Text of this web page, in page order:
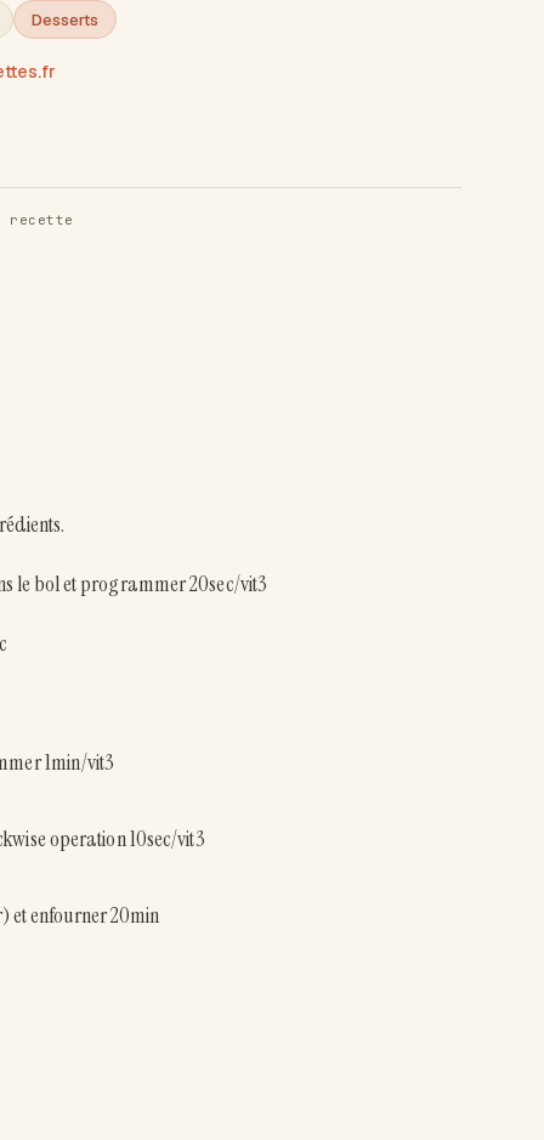
Desserts
le bol et programmer 20sec/vit3
1min/vit3
10sec/vit3
et enfourner 20min